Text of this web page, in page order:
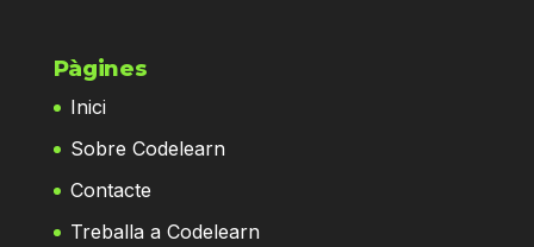
Pàgines
Inici
Sobre Codelearn
Contacte
Treballa a Codelearn